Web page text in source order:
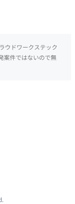
ウドワークステック
案件ではないので無